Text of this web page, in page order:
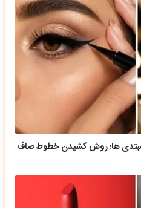
ها؛ روش کشیدن خطوط صاف